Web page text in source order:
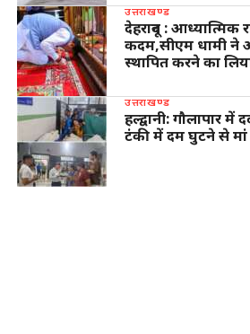
उत्तराखण्ड
देहरादून : आध्यात्मिक
कदम,सीएम धामी ने
स्थापित करने का
उत्तराखण्ड
हल्द्वानी: गौलापार में
टंकी में दम घुटने से मां